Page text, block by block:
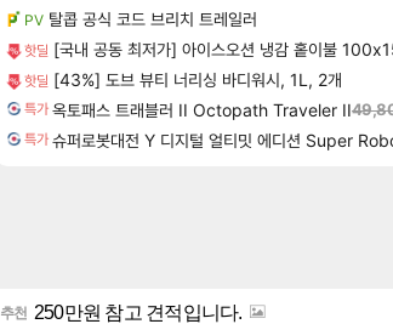
PV 탈콥 공식 코드 브리치 트레일러
핫딜 [국내 공동 최저가] 아이스오션 냉감 홑이불
핫딜 [43%] 도브 뷰티 너리싱 바디워시, 1L, 2개
특가 옥토패스 트래블러 II Octopath Traveler II
특가 슈퍼로봇대전 Y 디지털 얼티밋 에디션 Super
추천 250만원 참고 견적입니다.